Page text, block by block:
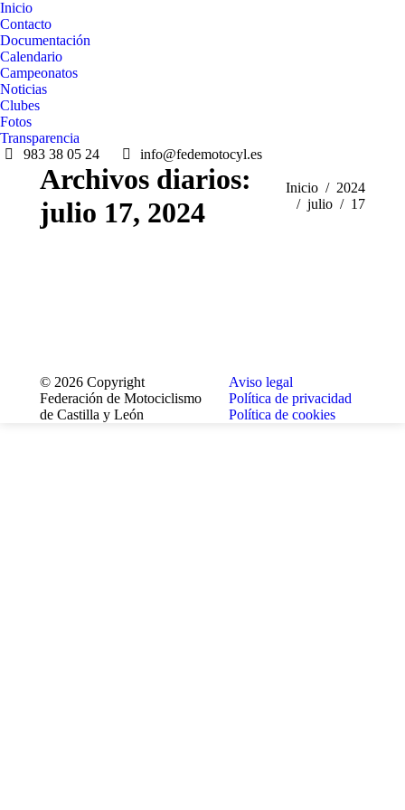
Inicio
Contacto
Documentación
Calendario
Campeonatos
Noticias
Clubes
Fotos
Transparencia
983 38 05 24
info@fedemotocyl.es
Archivos diarios:
julio 17, 2024
Estás aquí:
Inicio
2024
julio
17
© 2026 Copyright
Federación de Motociclismo
de Castilla y León
Aviso legal
Política de privacidad
Política de cookies